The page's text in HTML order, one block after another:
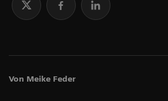
Von Meike Feder